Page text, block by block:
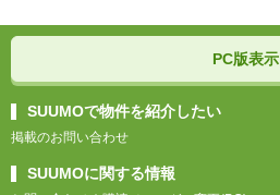
PC版表示
SUUMOで物件を紹介したい
掲載のお問い合わせ
SUUMOに関する情報